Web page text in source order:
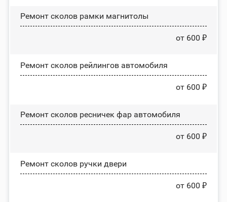
Ремонт сколов рамки магнитолы
от 600 ₽
Ремонт сколов рейлингов автомобиля
от 600 ₽
Ремонт сколов ресничек фар автомобиля
от 600 ₽
Ремонт сколов ручки двери
от 600 ₽